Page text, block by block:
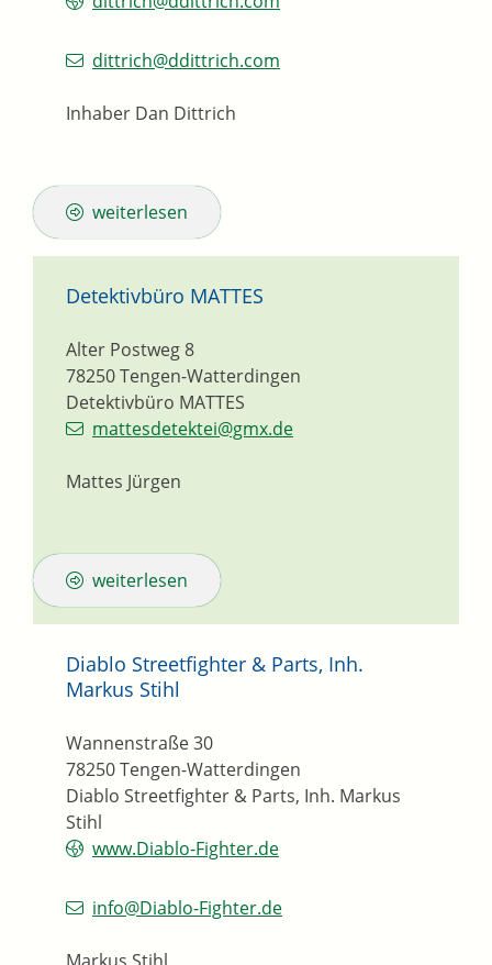
dittrich@ddittrich.com
Inhaber Dan Dittrich
weiterlesen
Detektivbüro MATTES
Detektivbüro MATTES
Alter Postweg 8
78250Tengen-Watterdingen
mattesdetektei@gmx.de
Mattes Jürgen
weiterlesen
Diablo Streetfighter & Parts, Inh.
Markus Stihl
Diablo Streetfighter & Parts, Inh. Markus
Stihl
Wannenstraße 30
78250Tengen-Watterdingen
www.Diablo-Fighter.de
info@Diablo-Fighter.de